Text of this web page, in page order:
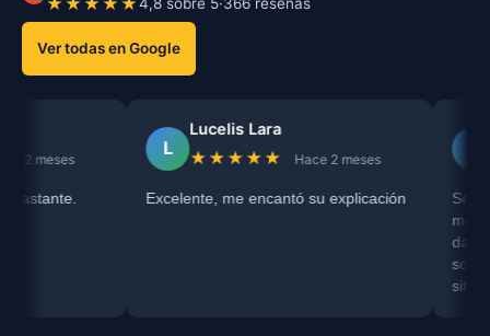
★★★★★4,8 sobre 5·366 reseñas
Ver todas en Google
Lucelis Lara
★★★★★ Hace 2 meses
Excelente, me encantó su explicación
Raiza
Servicio
me escuchó
darme una
sobre mi
situación con